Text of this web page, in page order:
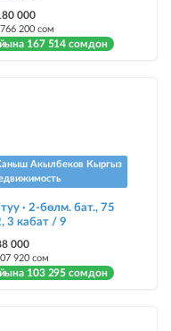
жардам берет
000
200 сом
167 514 сомдон
Акылбеков Кыргыз
· 2-бөлм. бат., 75
м2, 3 кабат / 9
000
920 сом
103 295 сомдон